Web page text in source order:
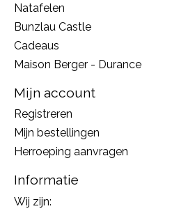
Natafelen
Bunzlau Castle
Cadeaus
Maison Berger - Durance
Mijn account
Registreren
Mijn bestellingen
Herroeping aanvragen
Informatie
Wij zijn: